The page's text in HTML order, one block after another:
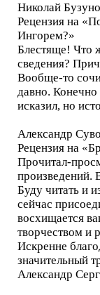
Николай
Рецензия на
Ингорем?»
Блестяще! Что
сведения?
Вообще-то
давно.
исказил, но
Александр
Рецензия на
Прочитал-
произведений.
Буду читать и
сейчас
восхищается
творчеством и
Искренне
значительный
Александр